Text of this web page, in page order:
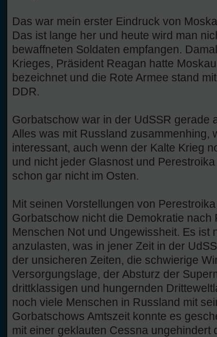
Das war mein erster Eindruck von
Das ist lange her und heute wird man
bewaffneten Soldaten empfangen.
Krieges, Präsident Reagan hatte
bezeichnet und die Rote Armee stand
DDR.
Gorbatschow war in der UdSSR gerade
Alles was mit Russland zusammenhing,
interessant, auch wenn der Kalte Krieg
und nicht jeder Glasnost und
schon gar nicht im Osten.
Mit seinen Vorstellungen von
Gorbatschow nicht die Demokratie
Menschen Not und Ungewissheit. Es ist
anzulasten, was in jener Zeit in der
der unsicheren Zeiten, die schwierige
Versorgungslage, der Absturz der
drittklassigen und hungernden
noch viele Menschen in Russland mit
Gorbatschows Amtszeit konnte es
mit einer geklauten Cessna ungehindert